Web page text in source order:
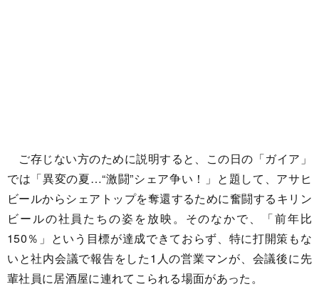
ご存じない方のために説明すると、この日の「ガイア」
では「異変の夏…“激闘”シェア争い！」と題して、アサヒ
ビールからシェアトップを奪還するために奮闘するキリン
ビールの社員たちの姿を放映。そのなかで、「前年比
150％」という目標が達成できておらず、特に打開策もな
いと社内会議で報告をした1人の営業マンが、会議後に先
輩社員に居酒屋に連れてこられる場面があった。